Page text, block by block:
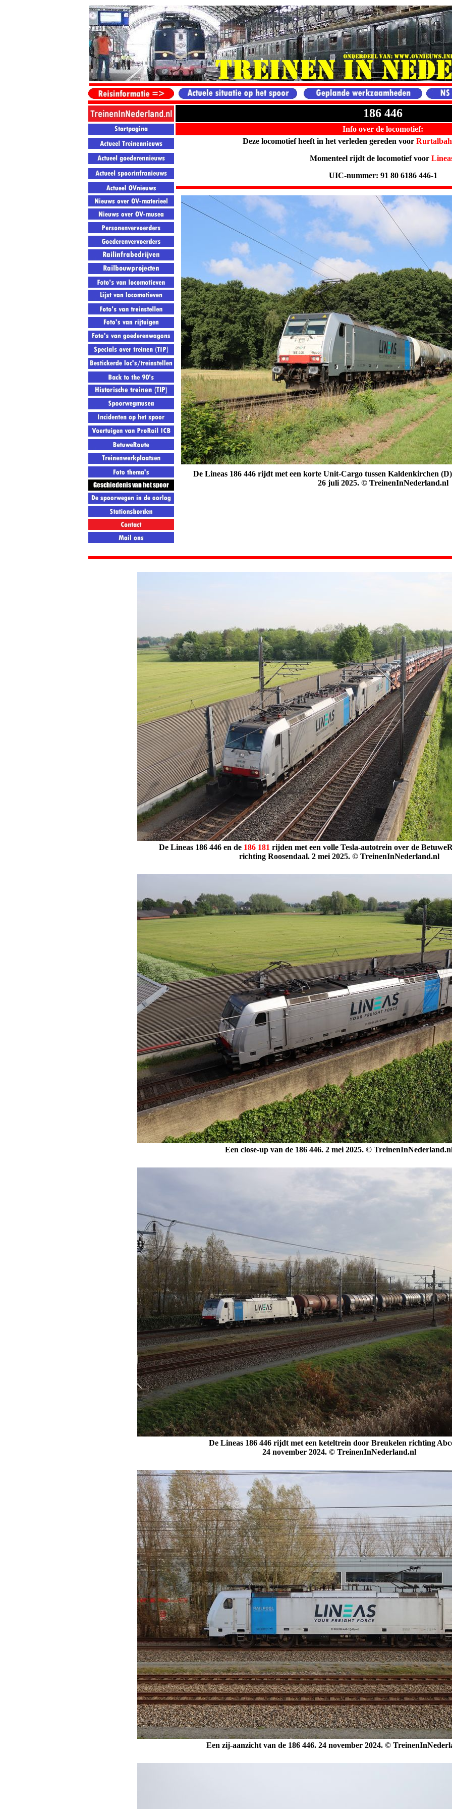
186 446
Info over de locomotief:
Deze locomotief heeft in het verleden gereden voor
Momenteel rijdt de locomotief voor
UIC-nummer: 91 80 6186 446-1
De Lineas 186 446 rijdt met een korte Unit-Cargo tussen Kaldenkirchen
26 juli 2025. © TreinenInNederland.nl
De Lineas 186 446 en de 186 181 rijden met een volle Tesla-autotrein over de
richting Roosendaal. 2 mei 2025. © TreinenInNederland.nl
Een close-up van de 186 446. 2 mei 2025. ©
De Lineas 186 446 rijdt met een keteltrein door Breukelen richting
24 november 2024. © TreinenInNederland.nl
Een zij-aanzicht van de 186 446. 24 november 2024. ©